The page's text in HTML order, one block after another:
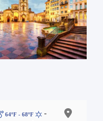
64ºF - 68ºF
-